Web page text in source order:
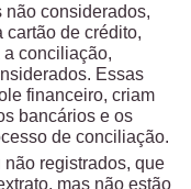
não considerados,
cartão de crédito,
conciliação,
Essas
financeiro, criam
bancários e os
de conciliação.
não registrados, que
mas não estão